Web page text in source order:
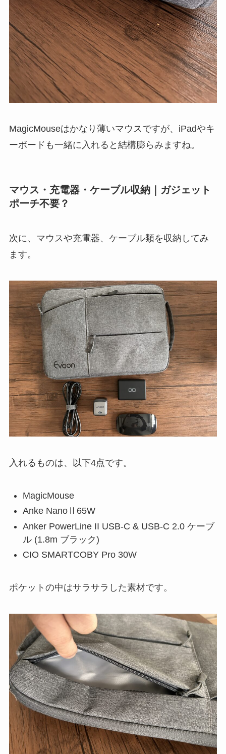
MagicMouseはかなり薄いマウスですが、iPadやキ
ーボードも一緒に入れると結構膨らみますね。
マウス・充電器・ケーブル収納｜ガジェット
ポーチ不要？
次に、マウスや充電器、ケーブル類を収納してみ
ます。
入れるものは、以下4点です。
MagicMouse
Anke NanoⅡ65W
Anker PowerLine II USB-C & USB-C 2.0 ケーブ
ル (1.8m ブラック)
CIO SMARTCOBY Pro 30W
ポケットの中はサラサラした素材です。